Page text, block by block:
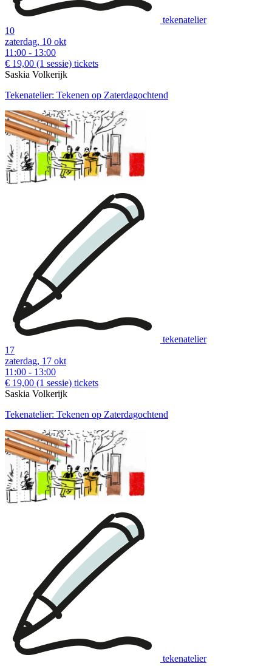
tekenatelier
10
zaterdag, 10 okt
11:00 - 13:00
€ 19,00 (1 sessie) tickets
Saskia Volkerijk
Tekenatelier: Tekenen op Zaterdagochtend
tekenatelier
17
zaterdag, 17 okt
11:00 - 13:00
€ 19,00 (1 sessie) tickets
Saskia Volkerijk
Tekenatelier: Tekenen op Zaterdagochtend
tekenatelier